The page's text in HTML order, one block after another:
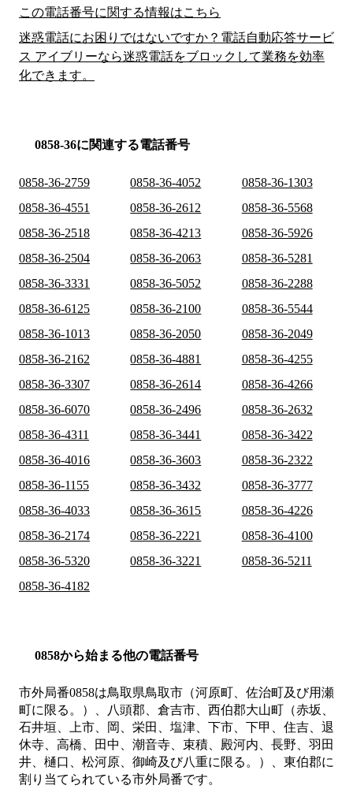
この電話番号に関する情報はこちら
迷惑電話にお困りではないですか？電話自動応答サービ
ス アイブリーなら迷惑電話をブロックして業務を効率
化できます。
0858-36に関連する電話番号
0858-36-2759 0858-36-4052
0858-36-1303
0858-36-4551
0858-36-2612
0858-36-5568
0858-36-2518
0858-36-4213
0858-36-5926
0858-36-2504
0858-36-2063
0858-36-5281
0858-36-3331
0858-36-5052
0858-36-2288
0858-36-6125
0858-36-2100
0858-36-5544
0858-36-1013
0858-36-2050
0858-36-2049
0858-36-2162
0858-36-4881
0858-36-4255
0858-36-3307
0858-36-2614
0858-36-4266
0858-36-6070
0858-36-2496
0858-36-2632
0858-36-4311
0858-36-3441
0858-36-3422
0858-36-4016
0858-36-3603
0858-36-2322
0858-36-1155
0858-36-3432
0858-36-3777
0858-36-4033
0858-36-3615
0858-36-4226
0858-36-2174
0858-36-2221
0858-36-4100
0858-36-5320
0858-36-3221
0858-36-5211
0858-36-4182
0858から始まる他の電話番号
市外局番0858は鳥取県鳥取市（河原町、佐治町及び用瀬
町に限る。）、八頭郡、倉吉市、西伯郡大山町（赤坂、
石井垣、上市、岡、栄田、塩津、下市、下甲、住吉、退
休寺、高橋、田中、潮音寺、束積、殿河内、長野、羽田
井、樋口、松河原、御崎及び八重に限る。）、東伯郡に
割り当てられている市外局番です。